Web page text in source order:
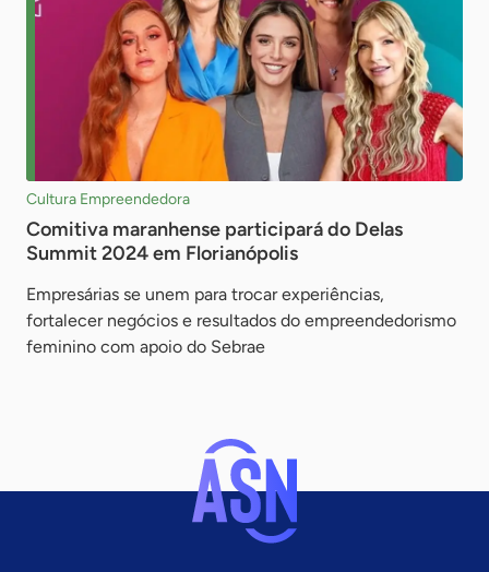
Cultura Empreendedora
Comitiva maranhense participará do Delas
Summit 2024 em Florianópolis
Empresárias se unem para trocar experiências,
fortalecer negócios e resultados do empreendedorismo
feminino com apoio do Sebrae